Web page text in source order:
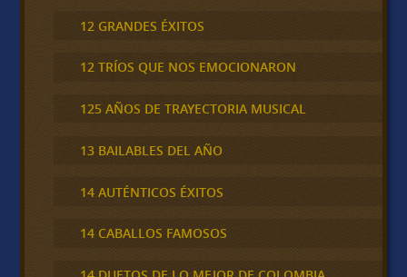
12 GRANDES ÉXITOS
12 TRÍOS QUE NOS EMOCIONARON
125 AÑOS DE TRAYECTORIA MUSICAL
13 BAILABLES DEL AÑO
14 AUTÉNTICOS ÉXITOS
14 CABALLOS FAMOSOS